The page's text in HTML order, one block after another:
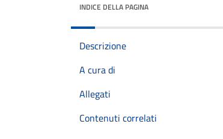
INDICE DELLA PAGINA
Descrizione
A cura di
Allegati
Contenuti correlati